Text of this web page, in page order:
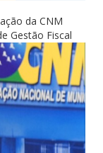
da CNM
Gestão Fiscal